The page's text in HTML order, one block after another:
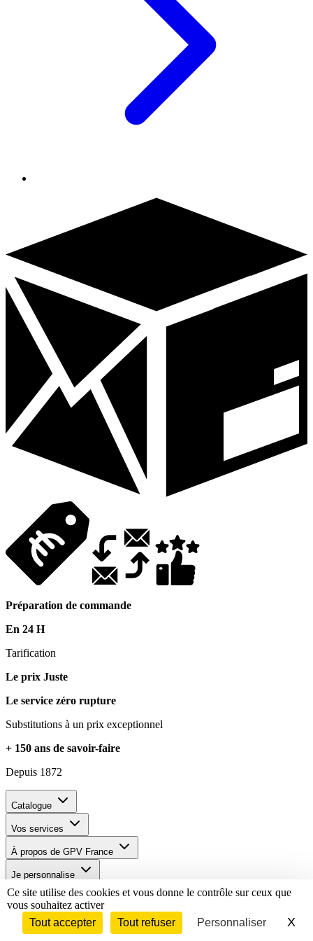
Ce site utilise des cookies et vous donne le contrôle sur ceux que
vous souhaitez activer
Tout accepter
Tout refuser Personnaliser X
Préparation de commande
En 24 H
Tarification
Le prix Juste
Le service zéro rupture
Substitutions à un prix exceptionnel
+ 150 ans de savoir-faire
Depuis 1872
Catalogue
Vos services
À propos de GPV France
Je personnalise